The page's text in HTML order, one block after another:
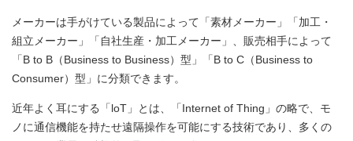
メーカーは手がけている製品によって「素材メーカー」「加工・
組立メーカー」「自社生産・加工メーカー」、販売相手によって
「B to B（Business to Business）型」「B to C（Business to
Consumer）型」に分類できます。
近年よく耳にする「loT」とは、「Internet of Thing」の略で、モ
ノに通信機能を持たせ遠隔操作を可能にする技術であり、多くの